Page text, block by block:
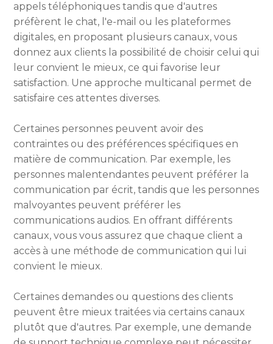
appels téléphoniques tandis que d'autres
préfèrent le chat, l'e-mail ou les plateformes
digitales, en proposant plusieurs canaux, vous
donnez aux clients la possibilité de choisir celui qui
leur convient le mieux, ce qui favorise leur
satisfaction. Une approche multicanal permet de
satisfaire ces attentes diverses.
Certaines personnes peuvent avoir des
contraintes ou des préférences spécifiques en
matière de communication. Par exemple, les
personnes malentendantes peuvent préférer la
communication par écrit, tandis que les personnes
malvoyantes peuvent préférer les
communications audios. En offrant différents
canaux, vous vous assurez que chaque client a
accès à une méthode de communication qui lui
convient le mieux.
Certaines demandes ou questions des clients
peuvent être mieux traitées via certains canaux
plutôt que d'autres. Par exemple, une demande